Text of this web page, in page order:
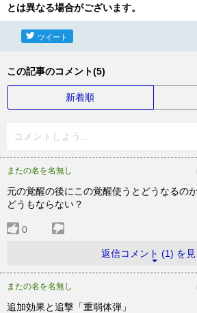
とは異なる場合がございます。
ツイート
この記事のコメント(5)
新着順
コメントしよう...
またの名を名無し
元の覚醒の後にこの覚醒使うとどうなるの
どうもならない？
0
返信コメント (1) を見
またの名を名無し
追加効果と追撃「重弱体弾」